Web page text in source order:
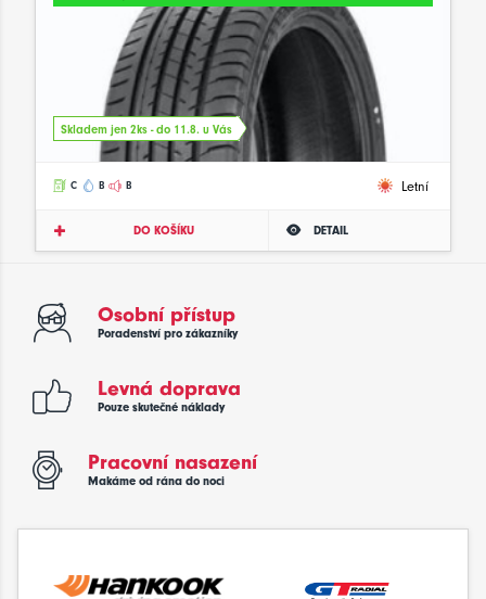
Skladem jen 2ks - do 11.8. u Vás
C B B Letní
DO KOŠÍKU DETAIL
Osobní přístup
Poradenství pro zákazníky
Levná doprava
Pouze skutečné náklady
Pracovní nasazení
Makáme od rána do noci